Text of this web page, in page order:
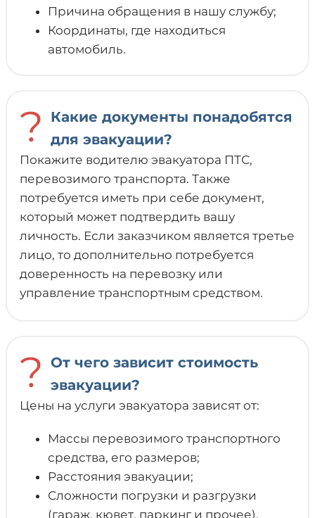
Причина обращения в нашу службу;
Координаты, где находиться
автомобиль.
?
Какие документы понадобятся
для эвакуации?
Покажите водителю эвакуатора ПТС,
перевозимого транспорта. Также
потребуется иметь при себе документ,
который может подтвердить вашу
личность. Если заказчиком является третье
лицо, то дополнительно потребуется
доверенность на перевозку или
управление транспортным средством.
? От чего зависит стоимость
эвакуации?
Цены на услуги эвакуатора зависят от:
Массы перевозимого транспортного
средства, его размеров;
Расстояния эвакуации;
Сложности погрузки и разгрузки
(гараж, кювет, паркинг и прочее).